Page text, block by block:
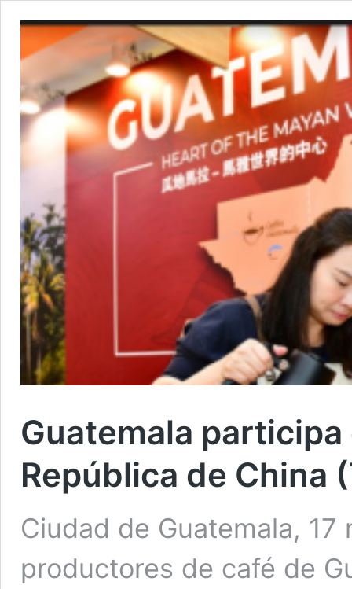
Guatemala
República de China
Ciudad de Guatemala, 17
productores de café de